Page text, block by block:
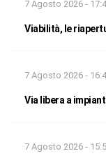
7 Agosto 2026 -
Viabilità, le
7 Agosto 2026 -
Via libera a
7 Agosto 2026 -